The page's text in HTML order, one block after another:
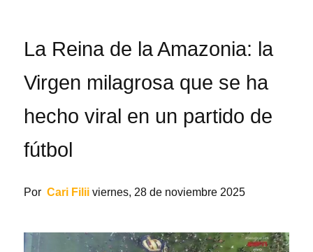
La Reina de la Amazonia: la
Virgen milagrosa que se ha
hecho viral en un partido de
fútbol
Por Cari Filii viernes, 28 de noviembre 2025